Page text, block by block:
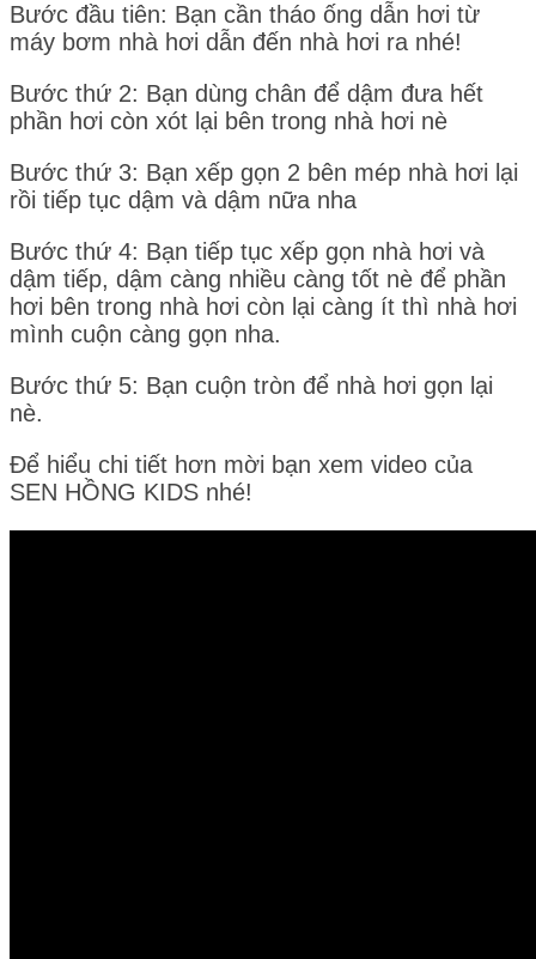
Bước đầu tiên: Bạn cần tháo ống dẫn hơi từ
máy bơm nhà hơi dẫn đến nhà hơi ra nhé!
Bước thứ 2: Bạn dùng chân để dậm đưa hết
phần hơi còn xót lại bên trong nhà hơi nè
Bước thứ 3: Bạn xếp gọn 2 bên mép nhà hơi lại
rồi tiếp tục dậm và dậm nữa nha
Bước thứ 4: Bạn tiếp tục xếp gọn nhà hơi và
dậm tiếp, dậm càng nhiều càng tốt nè để phần
hơi bên trong nhà hơi còn lại càng ít thì nhà hơi
mình cuộn càng gọn nha.
Bước thứ 5: Bạn cuộn tròn để nhà hơi gọn lại
nè.
Để hiểu chi tiết hơn mời bạn xem video của
SEN HỒNG KIDS nhé!